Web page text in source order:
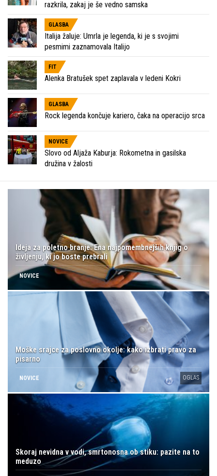
razkrila, zakaj je še vedno samska
GLASBA
Italija žaluje: Umrla je legenda, ki je s svojimi
pesmimi zaznamovala Italijo
FIT
Alenka Bratušek spet zaplavala v ledeni Kokri
GLASBA
Rock legenda končuje kariero, čaka na operacijo srca
NOVICE
Slovo od Aljaža Kaburja: Rokometna in gasilska
družina v žalosti
Ideja za poletno branje: Ena najpomembnejših knjig o
življenju, ki jo boste prebrali
NOVICE
Moške srajce za poslovno okolje: kako izbrati pravo za
pisarno
NOVICE OGLAS
Skoraj nevidna v vodi, smrtonosna ob stiku: pazite na to
meduzo